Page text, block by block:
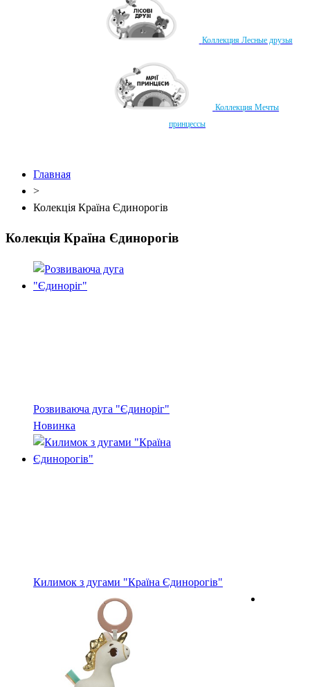
Коллекция Лесные друзья
Коллекция Мечты
принцессы
Главная
>
Колекція Країна Єдинорогів
Колекція Країна Єдинорогів
Розвиваюча дуга "Єдиноріг"
Новинка
Килимок з дугами "Країна Єдинорогів"